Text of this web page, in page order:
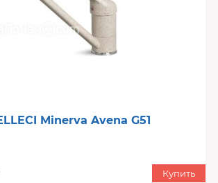
Minerva Avena G51
Купить